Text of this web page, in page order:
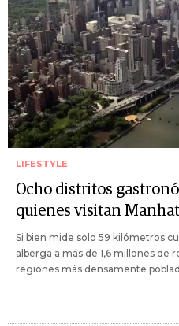
LIFESTYLE
Ocho distritos
quienes visitan
Si bien mide solo 59 kilómetros
alberga a más de 1,6 millones de
regiones más densamente